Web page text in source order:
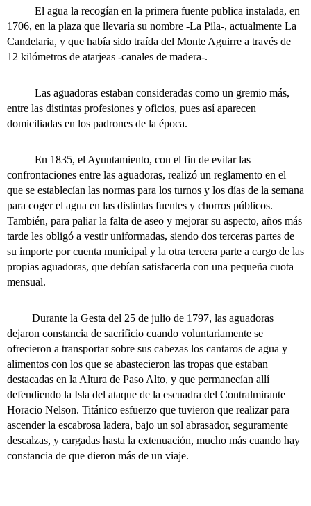
El agua la recogían en la primera fuente publica instalada, en
1706, en la plaza que llevaría su nombre -La Pila-, actualmente La
Candelaria, y que había sido traída del Monte Aguirre a través de
12 kilómetros de atarjeas -canales de madera-.
Las aguadoras estaban consideradas como un gremio más,
entre las distintas profesiones y oficios, pues así aparecen
domiciliadas en los padrones de la época.
En 1835, el Ayuntamiento, con el fin de evitar las
confrontaciones entre las aguadoras, realizó un reglamento en el
que se establecían las normas para los turnos y los días de la semana
para coger el agua en las distintas fuentes y chorros públicos.
También, para paliar la falta de aseo y mejorar su aspecto, años más
tarde les obligó a vestir uniformadas, siendo dos terceras partes de
su importe por cuenta municipal y la otra tercera parte a cargo de las
propias aguadoras, que debían satisfacerla con una pequeña cuota
mensual.
Durante la Gesta del 25 de julio de 1797, las aguadoras
dejaron constancia de sacrificio cuando voluntariamente se
ofrecieron a transportar sobre sus cabezas los cantaros de agua y
alimentos con los que se abastecieron las tropas que estaban
destacadas en la Altura de Paso Alto, y que permanecían allí
defendiendo la Isla del ataque de la escuadra del Contralmirante
Horacio Nelson. Titánico esfuerzo que tuvieron que realizar para
ascender la escabrosa ladera, bajo un sol abrasador, seguramente
descalzas, y cargadas hasta la extenuación, mucho más cuando hay
constancia de que dieron más de un viaje.
– – – – – – – – – – – – – –